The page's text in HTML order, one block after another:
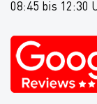
08:45 bis 12:30